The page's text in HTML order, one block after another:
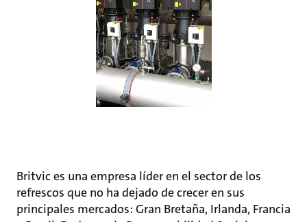
Britvic es una empresa líder en el sector de los
refrescos que no ha dejado de crecer en sus
principales mercados: Gran Bretaña, Irlanda, Francia